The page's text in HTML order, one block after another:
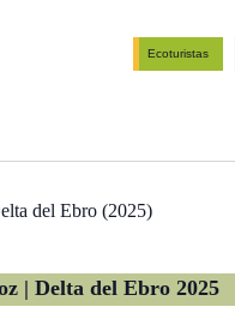
Ecoturistas
| Delta del Ebro 2025